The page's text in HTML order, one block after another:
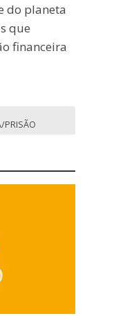
do planeta
que
financeira
PRISÃO